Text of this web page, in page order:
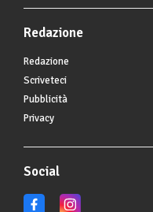
Redazione
Redazione
Scriveteci
Pubblicità
Privacy
Social